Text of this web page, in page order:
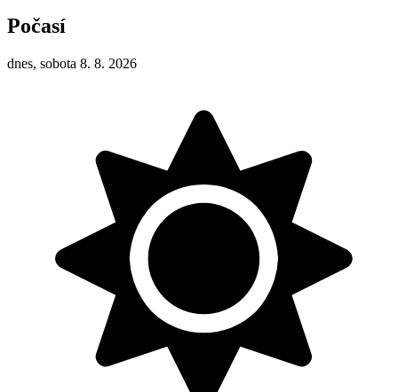
Počasí
dnes, sobota 8. 8. 2026